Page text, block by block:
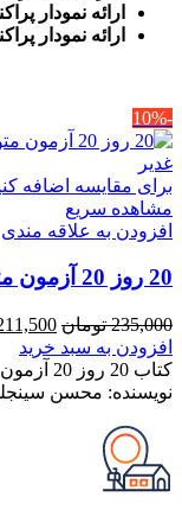
ارائه نمودار
رائه نمودار
-10%
برای مقایسه اضافه
مشاهده سریع
افزودن به علاقه مندی
20 روز 20 آزمون متون فقه مرکز وکلا-سینجلی
235,000 تومان قیمت
اصلی
بود.
افزودن به سبد خرید
کتاب
نویسنده: محسن سینجلی کتاب 20